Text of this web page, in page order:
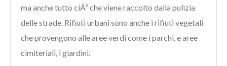
ma anche tutto ciÃ² che viene raccolto dalla pulizia
delle strade. Rifiuti urbani sono anche i rifiuti vegetali
che provengono alle aree verdi come i parchi, e aree
cimiteriali, i giardini.